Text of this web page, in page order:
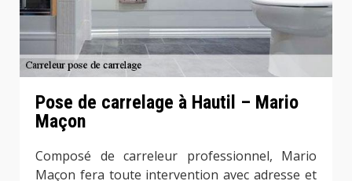
Pose de carrelage à Hautil – Mario
Maçon
Composé de carreleur professionnel, Mario
Maçon fera toute intervention avec adresse et